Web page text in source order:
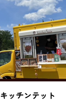
キッチンテット